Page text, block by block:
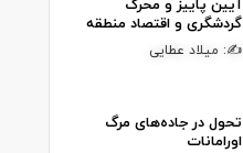
آیین پاییز و محرک
گردشگری و اقتصاد منطقه
✍: میلاد عطایی
تحول در جاده‌های مرگ
اورامانات